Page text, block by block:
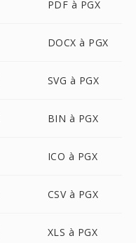
PDF à PGX
DOCX à PGX
SVG à PGX
BIN à PGX
ICO à PGX
CSV à PGX
XLS à PGX